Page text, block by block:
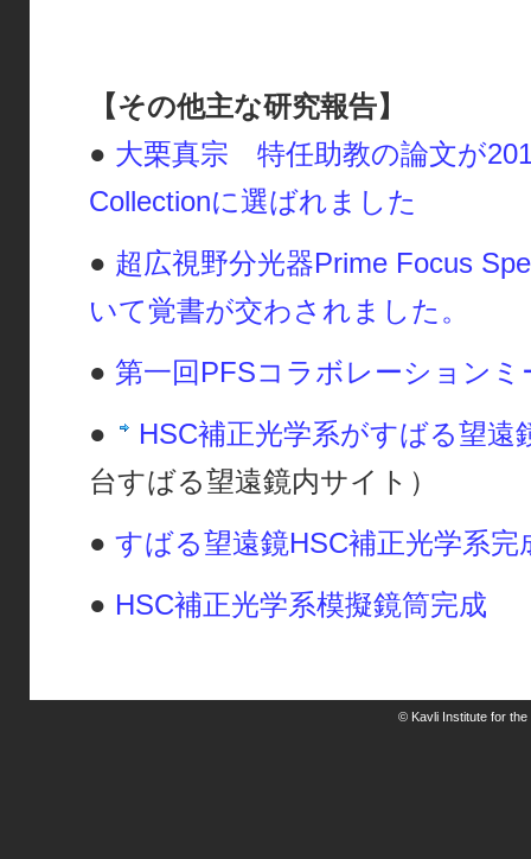
【その他主な研究報告】
● 大栗真宗 特任助教の論文が
Collectionに選ばれました
● 超広視野分光器Prime Focus
いて覚書が交わされました。
● 第一回PFSコラボレーション
●
HSC補正光学系がすばる望遠
台すばる望遠鏡内サイト）
● すばる望遠鏡HSC補正光学系完
● HSC補正光学系模擬鏡筒完成
© Kavli Institute for